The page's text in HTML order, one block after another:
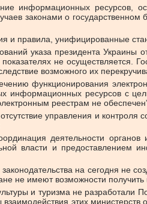
информационных ресурсов,
законами о
и правила, унифицированные
указа президента
не
возможного их
функционирования
ресурсов с
реестрам не
управления и контроля
деятельности органов
власти и предоставлением
на сегодня не
не имеют возможности
и туризма не
этих министерств